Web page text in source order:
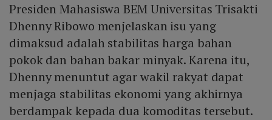
Presiden Mahasiswa BEM Universitas Trisakti
Dhenny Ribowo menjelaskan isu yang
dimaksud adalah stabilitas harga bahan
pokok dan bahan bakar minyak. Karena itu,
Dhenny menuntut agar wakil rakyat dapat
menjaga stabilitas ekonomi yang akhirnya
berdampak kepada dua komoditas tersebut.